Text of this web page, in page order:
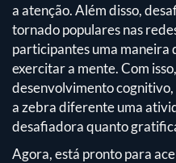
a atenção. Além disso,
tornado populares nas
participantes uma
exercitar a mente. Com
desenvolvimento
a zebra diferente uma
desafiadora quanto
Agora, está pronto para